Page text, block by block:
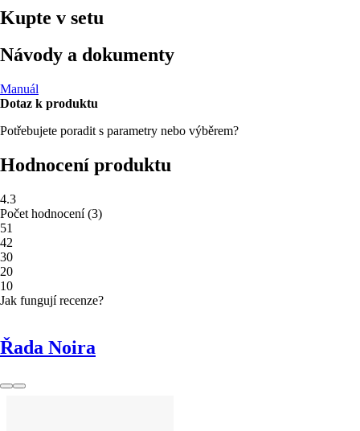
Kupte v setu
Návody a dokumenty
Manuál
Dotaz k produktu
Potřebujete poradit s parametry nebo výběrem?
Hodnocení produktu
4.3
Počet hodnocení(3)
51
42
30
20
10
Jak fungují recenze?
Řada Noira